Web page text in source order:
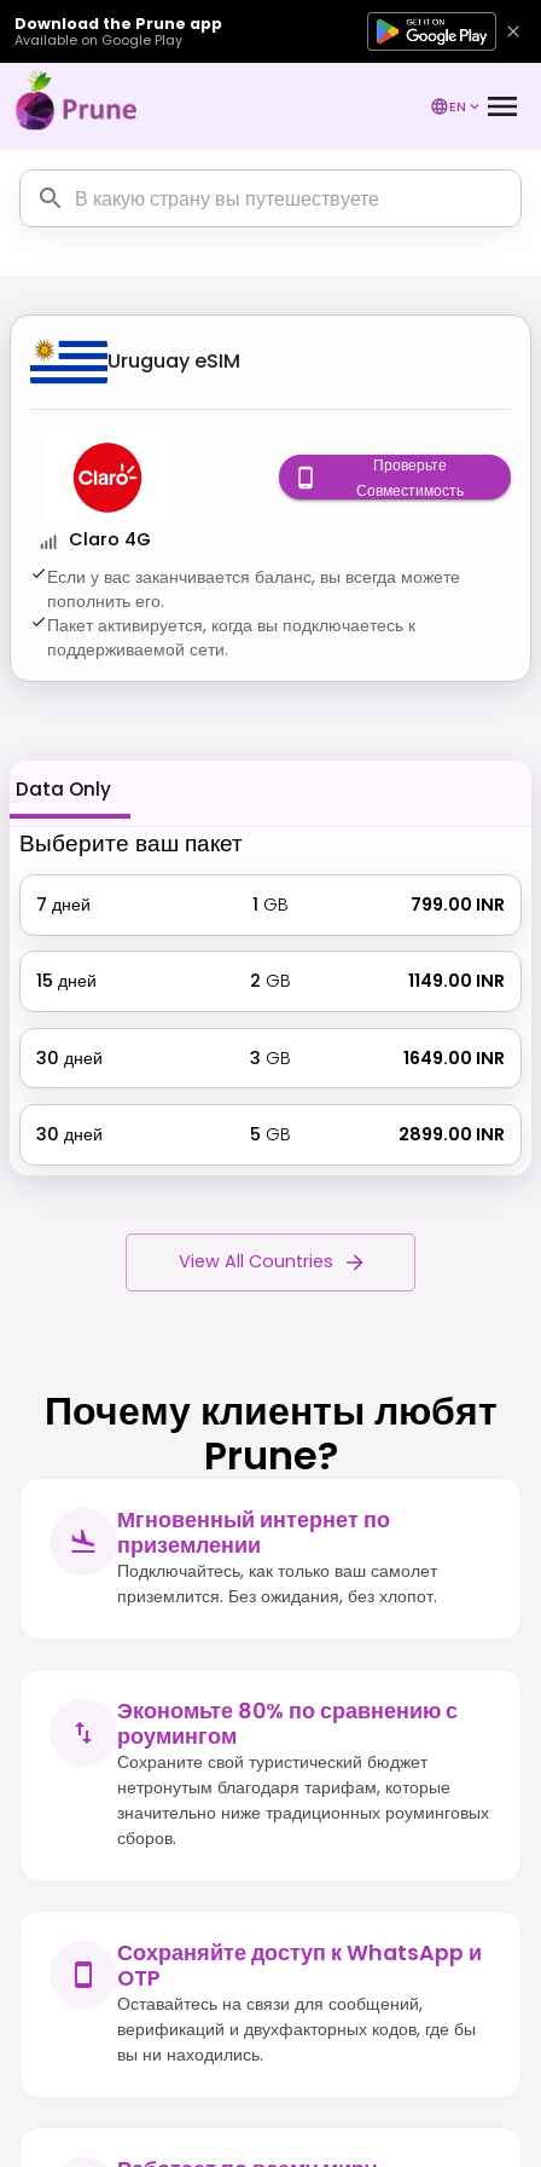
Download the Prune app
Available on Google Play
EN
Uruguay eSIM
Claro 4G
Если у вас заканчивается баланс, вы всегда можете
пополнить его.
Пакет активируется, когда вы подключаетесь к
поддерживаемой сети.
Проверьте
Совместимость
Data Only
Выберите ваш пакет
7 дней 1 GB ₹ 799.00 INR
15 дней 2 GB ₹ 1149.00 INR
30 дней 3 GB ₹ 1649.00 INR
30 дней 5 GB ₹ 2899.00 INR
View All Countries
Почему клиенты любят
Prune?
Мгновенный интернет по
приземлении
Подключайтесь, как только ваш самолет
приземлится. Без ожидания, без хлопот.
Экономьте 80% по сравнению с
роумингом
Сохраните свой туристический бюджет
нетронутым благодаря тарифам, которые
значительно ниже традиционных роуминговых
сборов.
Сохраняйте доступ к WhatsApp и
OTP
Оставайтесь на связи для сообщений,
верификаций и двухфакторных кодов, где бы
вы ни находились.